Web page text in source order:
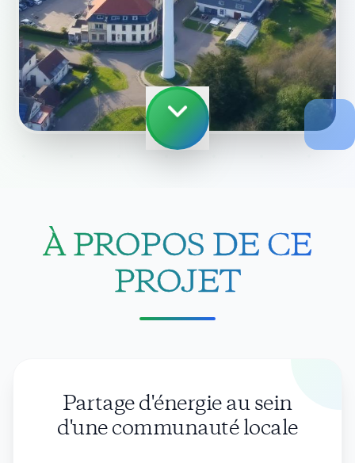
À PROPOS DE CE
PROJET
Partage d'énergie au sein
d'une communauté locale